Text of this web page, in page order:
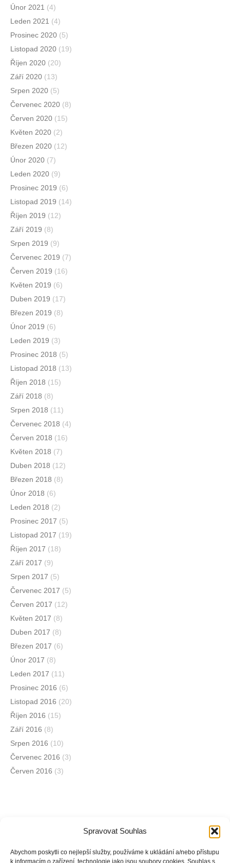
Spravovat Souhlas
Abychom poskytli co nejlepší služby, používáme k ukládání a/nebo přístupu
k informacím o zařízení, technologie jako jsou soubory cookies. Souhlas s
Únor 2021 (4)
Leden 2021 (4)
Prosinec 2020 (5)
Listopad 2020 (19)
Říjen 2020 (20)
Září 2020 (13)
Srpen 2020 (5)
Červenec 2020 (8)
Červen 2020 (15)
Květen 2020 (2)
Březen 2020 (12)
Únor 2020 (7)
Leden 2020 (9)
Prosinec 2019 (6)
Listopad 2019 (14)
Říjen 2019 (12)
Září 2019 (8)
Srpen 2019 (9)
Červenec 2019 (7)
Červen 2019 (16)
Květen 2019 (6)
Duben 2019 (17)
Březen 2019 (8)
Únor 2019 (6)
Leden 2019 (3)
Prosinec 2018 (5)
Listopad 2018 (13)
Říjen 2018 (15)
Září 2018 (8)
Srpen 2018 (11)
Červenec 2018 (4)
Červen 2018 (16)
Květen 2018 (7)
Duben 2018 (12)
Březen 2018 (8)
Únor 2018 (6)
Leden 2018 (2)
Prosinec 2017 (5)
Listopad 2017 (19)
Říjen 2017 (18)
Září 2017 (9)
Srpen 2017 (5)
Červenec 2017 (5)
Červen 2017 (12)
Květen 2017 (8)
Duben 2017 (8)
Březen 2017 (6)
Únor 2017 (8)
Leden 2017 (11)
Prosinec 2016 (6)
Listopad 2016 (20)
Říjen 2016 (15)
Září 2016 (8)
Srpen 2016 (10)
Červenec 2016 (3)
Červen 2016 (3)
Jsme na sociálních sítích